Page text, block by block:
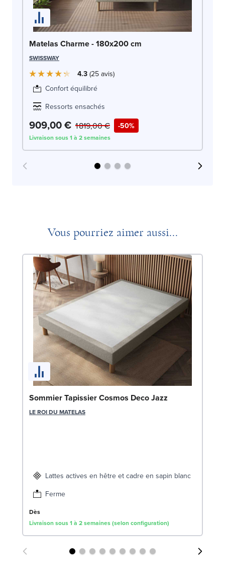
Matelas Charme - 180x200 cm
SWISSWAY
4.3 25 avis
Confort équilibré
Ressorts ensachés
909,00 € -50%
1 819,00 €
Livraison sous 1 à 2 semaines
Vous pourriez aimer aussi...
Sommier Tapissier Cosmos Deco Jazz
LE ROI DU MATELAS
Lattes actives en hêtre et cadre en sapin blanc
Ferme
Dès
Livraison sous 1 à 2 semaines (selon configuration)